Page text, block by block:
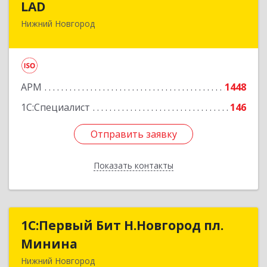
LAD
Нижний Новгород
АРМ
1448
1С:Специалист
146
Отправить заявку
Показать контакты
603093, Нижегородская обл, город Нижний
Подробнее
Отправить заявку
Назад
1С:Первый Бит Н.Новгород пл.
Минина
Нижний Новгород
1С:Первый Бит Н.Новгород пл.